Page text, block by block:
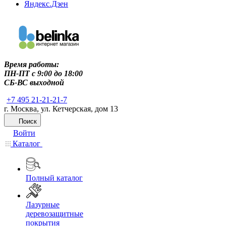
Яндекс.Дзен
Время работы:
ПН-ПТ c 9:00 до 18:00
СБ-ВС выходной
+7 495 21-21-21-7
г. Москва, ул. Кетчерская, дом 13
Поиск
Войти
Каталог
Полный каталог
Лазурные
деревозащитные
покрытия